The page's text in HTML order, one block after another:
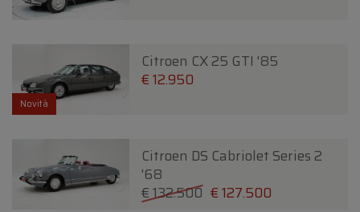
Novità
Citroen CX 25 GTI '85
€ 12.950
Citroen DS Cabriolet Series 2
'68
€ 132.500 € 127.500